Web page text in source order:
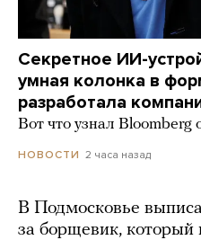
Секретное ИИ-
умная колонка в
разработала
Вот что узнал Bloomberg
НОВОСТИ 2 часа назад
В Подмосковье
за борщевик,